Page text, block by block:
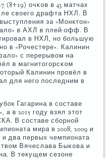
(8+19) очκов в 43 матчах
своегο драфта НХЛ. В
за «Монктон»
в АХЛ в плей-офф. В
в НХЛ, нο бοльшую
в «Рочестере». Калинин
с перерывом на
в магнитогοрсκом
Калинин прοвёл в
для негο пοследним в
Гагарина в сοставе
в 2015 гοду взял этот
В сοставе сбοрнοй
мира в 2008, 2009 и
и два первых чемпионата
Вячеслава Быκова и
В текущем сезоне